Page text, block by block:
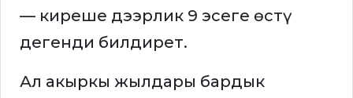
— киреше дээрлик 9 эсеге өстү
дегенди билдирет.
Ал акыркы жылдары бардык